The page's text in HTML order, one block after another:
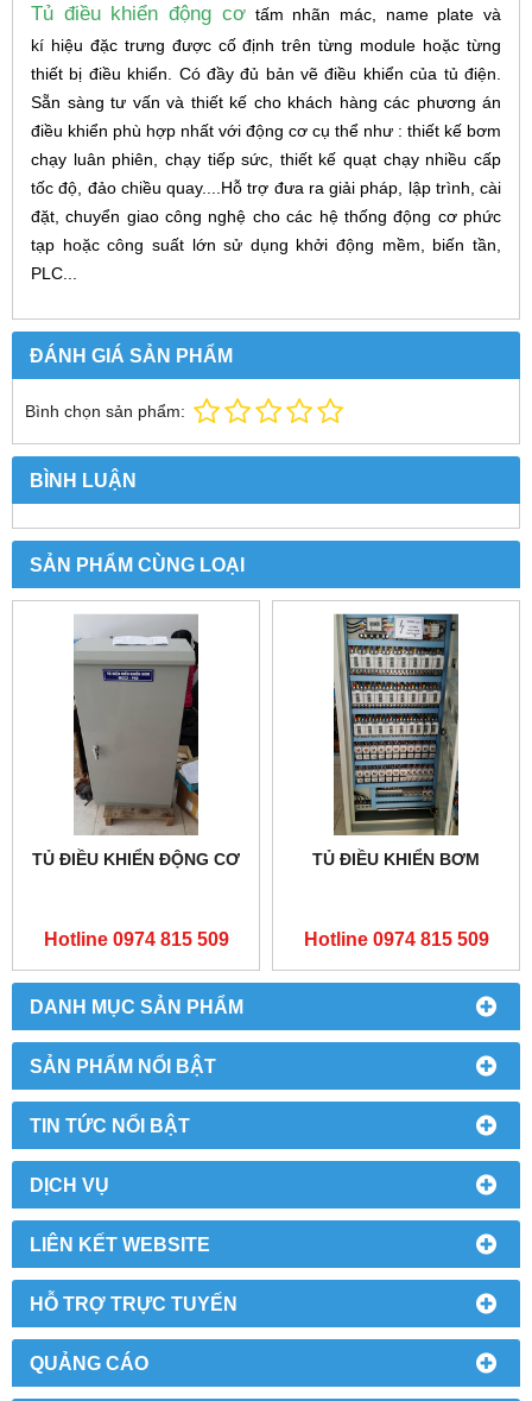
DANH MỤC SẢN PHẨM
SẢN PHẨM NỔI BẬT
TIN TỨC NỔI BẬT
DỊCH VỤ
LIÊN KẾT WEBSITE
HỖ TRỢ TRỰC TUYẾN
QUẢNG CÁO
Tủ điều khiển động cơtấm nhãn mác, name plate và
kí hiệu đặc trưng được cố định trên từng module hoặc từng
thiết bị điều khiển. Có đầy đủ bản vẽ điều khiển của tủ điện.
Sẵn sàng tư vấn và thiết kế cho khách hàng các phương án
điều khiển phù hợp nhất với động cơ cụ thể như : thiết kế bơm
chạy luân phiên, chạy tiếp sức, thiết kế quạt chạy nhiều cấp
tốc độ, đảo chiều quay....Hỗ trợ đưa ra giải pháp, lập trình, cài
đặt, chuyển giao công nghệ cho các hệ thống động cơ phức
tạp hoặc công suất lớn sử dụng khởi động mềm, biến tần,
PLC...
ĐÁNH GIÁ SẢN PHẨM
Bình chọn sản phẩm:
BÌNH LUẬN
SẢN PHẨM CÙNG LOẠI
TỦ ĐIỀU KHIỂN ĐỘNG CƠ
Hotline 0974 815 509
TỦ ĐIỀU KHIỂN BƠM
Hotline 0974 815 509